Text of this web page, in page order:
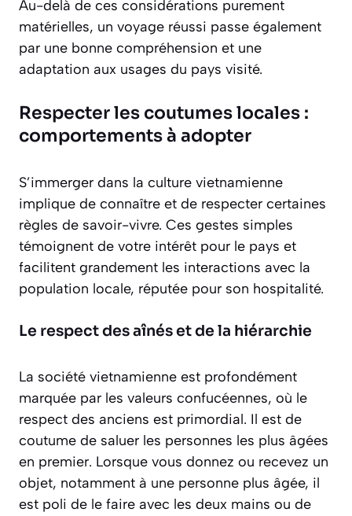
Au-delà de ces considérations purement
matérielles, un voyage réussi passe également
par une bonne compréhension et une
adaptation aux usages du pays visité.
Respecter les coutumes locales :
comportements à adopter
S’immerger dans la culture vietnamienne
implique de connaître et de respecter certaines
règles de savoir-vivre. Ces gestes simples
témoignent de votre intérêt pour le pays et
facilitent grandement les interactions avec la
population locale, réputée pour son hospitalité.
Le respect des aînés et de la hiérarchie
La société vietnamienne est profondément
marquée par les valeurs confucéennes, où le
respect des anciens est primordial. Il est de
coutume de saluer les personnes les plus âgées
en premier. Lorsque vous donnez ou recevez un
objet, notamment à une personne plus âgée, il
est poli de le faire avec les deux mains ou de